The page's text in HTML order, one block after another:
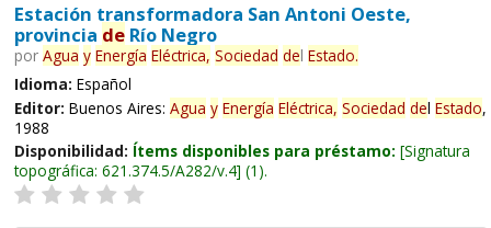
Estación transformadora San Antoni Oeste,
provincia deRío Negro
por Agua y Energía Eléctrica, Sociedad del Estado.
Idioma: Español
Editor: Buenos Aires: Agua y Energía Eléctrica, Sociedad del Estado,
1988
Disponibilidad: Ítems disponibles para préstamo: Signatura
topográfica: 621.374.5/A282/v.4 (1).